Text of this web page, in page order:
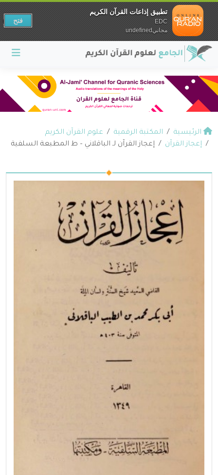
الرئيسية المكتبة الرقمية
علوم القرآن الكريم
إعجاز القرآن
إعجاز القرآن لـ الباقلاني – ط المطبعة السلفية
تطبيق إذاعات القرآن الكريم
EDC
مجانيundefined
فتح